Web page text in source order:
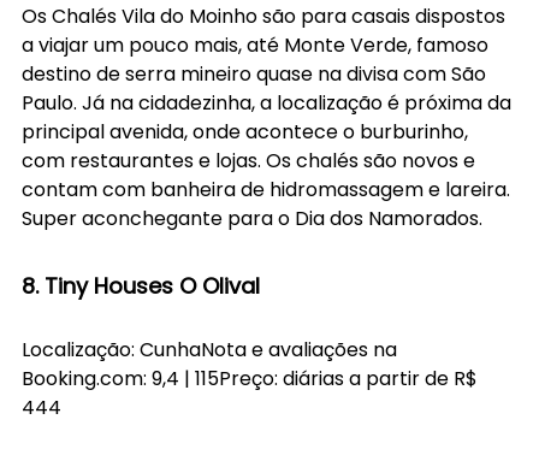
Os Chalés Vila do Moinho são para casais dispostos
a viajar um pouco mais, até Monte Verde, famoso
destino de serra mineiro quase na divisa com São
Paulo. Já na cidadezinha, a localização é próxima da
principal avenida, onde acontece o burburinho,
com restaurantes e lojas. Os chalés são novos e
contam com banheira de hidromassagem e lareira.
Super aconchegante para o Dia dos Namorados.
8. Tiny Houses O Olival
Localização: CunhaNota e avaliações na
Booking.com: 9,4 | 115Preço: diárias a partir de R$
444